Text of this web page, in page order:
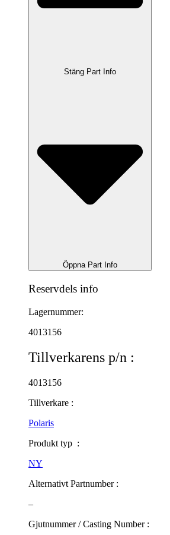
Stäng Part Info
Öppna Part Info
Reservdels info
Lagernummer:
4013156
Tillverkarens p/n :
4013156
Tillverkare :
Polaris
Produkt typ :
NY
Alternativt Partnumber :
–
Gjutnummer / Casting Number :